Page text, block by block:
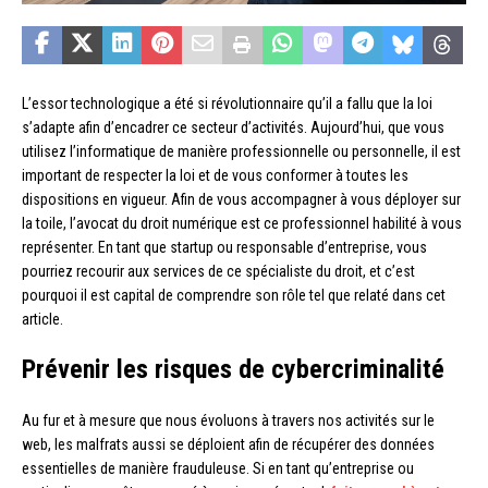
L’essor technologique a été si révolutionnaire qu’il a fallu que la loi
s’adapte afin d’encadrer ce secteur d’activités. Aujourd’hui, que vous
utilisez l’informatique de manière professionnelle ou personnelle, il est
important de respecter la loi et de vous conformer à toutes les
dispositions en vigueur. Afin de vous accompagner à vous déployer sur
la toile, l’avocat du droit numérique est ce professionnel habilité à vous
représenter. En tant que startup ou responsable d’entreprise, vous
pourriez recourir aux services de ce spécialiste du droit, et c’est
pourquoi il est capital de comprendre son rôle tel que relaté dans cet
article.
Prévenir les risques de cybercriminalité
Au fur et à mesure que nous évoluons à travers nos activités sur le
web, les malfrats aussi se déploient afin de récupérer des données
essentielles de manière frauduleuse. Si en tant qu’entreprise ou